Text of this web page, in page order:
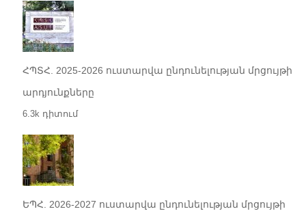
ՀՊՏՀ. 2025-2026 ուստարվա ընդունելության մրցույթի
արդյունքները
6.3k դիտում
ԵՊՀ. 2026-2027 ուստարվա ընդունելության մրցույթի